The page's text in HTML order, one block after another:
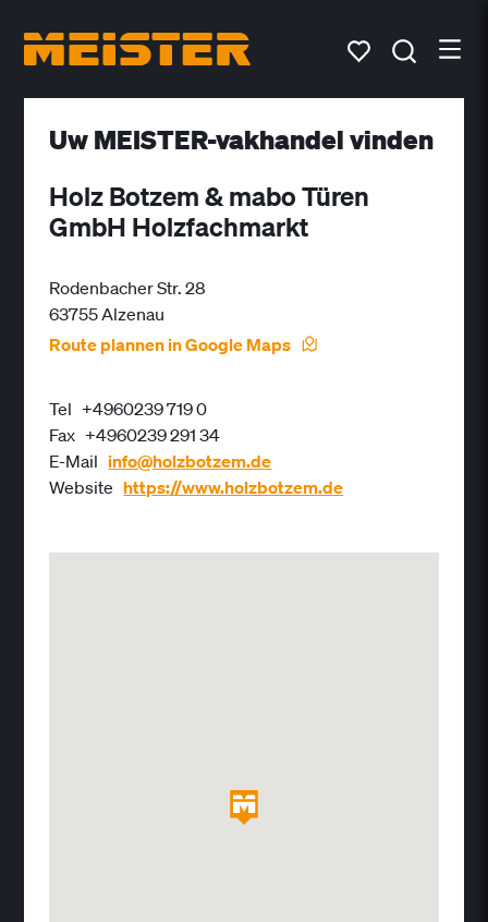
Uw MEISTER-vakhandel vinden
Holz Botzem & mabo Türen
GmbH Holzfachmarkt
Rodenbacher Str. 28
63755 Alzenau
Route plannen in Google Maps
Tel +4960239 719 0
Fax +4960239 291 34
E-Mail info@holzbotzem.de
Website https://www.holzbotzem.de